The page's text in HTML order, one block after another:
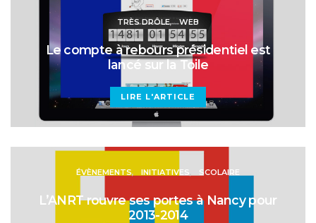
TRÈS DRÔLE WEB
Le compte à rebours présidentiel est
lancé sur la Toile
LIRE L'ARTICLE
ÉVÈNEMENTS INITIATIVES SCOLAIRE
L’ANRT rouvre ses portes à Nancy pour
2013-2014